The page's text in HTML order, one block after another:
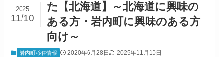
た【北海道】～北海道に興味の
ある方・岩内町に興味のある方
向け～
2025
11/10
岩内町移住情報 2020年6月28日 2025年11月10日